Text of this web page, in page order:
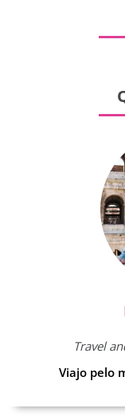
Travel
Viajo pelo